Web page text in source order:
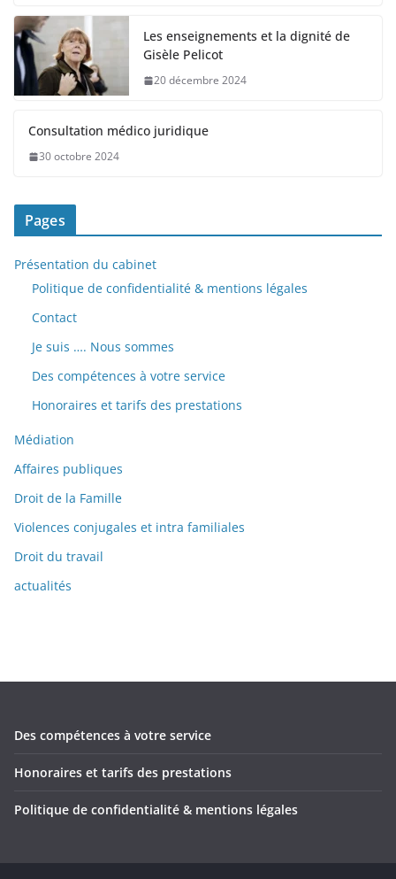
Les enseignements et la dignité de
Gisèle Pelicot
20 décembre 2024
Consultation médico juridique
30 octobre 2024
Pages
Présentation du cabinet
Politique de confidentialité & mentions légales
Contact
Je suis …. Nous sommes
Des compétences à votre service
Honoraires et tarifs des prestations
Médiation
Affaires publiques
Droit de la Famille
Violences conjugales et intra familiales
Droit du travail
actualités
Des compétences à votre service
Honoraires et tarifs des prestations
Politique de confidentialité & mentions légales